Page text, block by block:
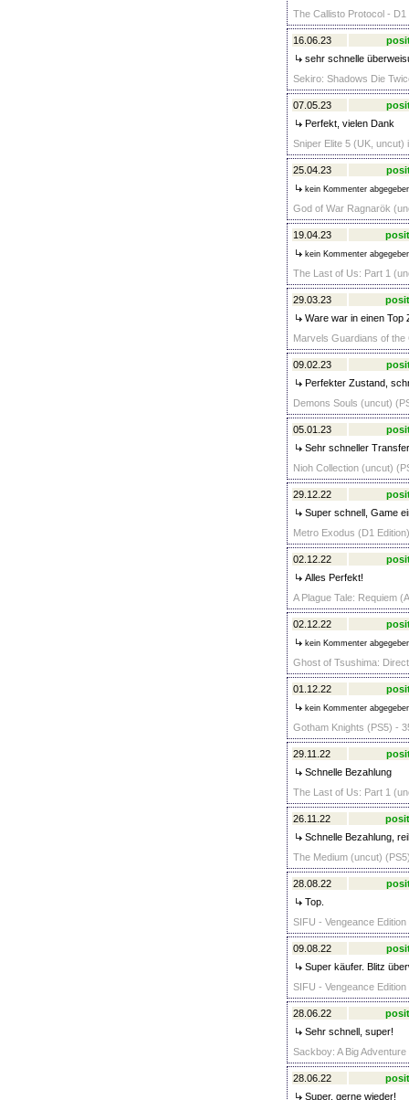
The Callisto Protocol -
16.06.23
sehr schnelle
Sekiro: Shadows Die
07.05.23
Perfekt, vielen Dank
Sniper Elite 5 (UK, uncut)
25.04.23
kein Kommenter
God of War Ragnarök
19.04.23
kein Kommenter
The Last of Us: Part 1
29.03.23
Ware war in einen Top
Marvels Guardians of
09.02.23
Perfekter Zustand,
Demons Souls (uncut)
05.01.23
Sehr schneller
Nioh Collection (uncut)
29.12.22
Super schnell, Game
Metro Exodus (D1
02.12.22
Alles Perfekt!
A Plague Tale: Requiem
02.12.22
kein Kommenter
Ghost of Tsushima:
01.12.22
kein Kommenter
Gotham Knights (PS5) -
29.11.22
Schnelle Bezahlung
The Last of Us: Part 1
26.11.22
Schnelle Bezahlung,
The Medium (uncut)
28.08.22
Top.
SIFU - Vengeance
09.08.22
Super käufer. Blitz
SIFU - Vengeance
28.06.22
Sehr schnell, super!
Sackboy: A Big
28.06.22
Super, gerne wieder!